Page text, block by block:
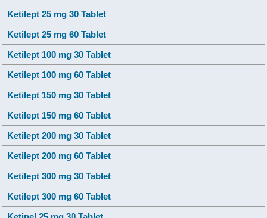
Ketilept 25 mg 30 Tablet
Ketilept 25 mg 60 Tablet
Ketilept 100 mg 30 Tablet
Ketilept 100 mg 60 Tablet
Ketilept 150 mg 30 Tablet
Ketilept 150 mg 60 Tablet
Ketilept 200 mg 30 Tablet
Ketilept 200 mg 60 Tablet
Ketilept 300 mg 30 Tablet
Ketilept 300 mg 60 Tablet